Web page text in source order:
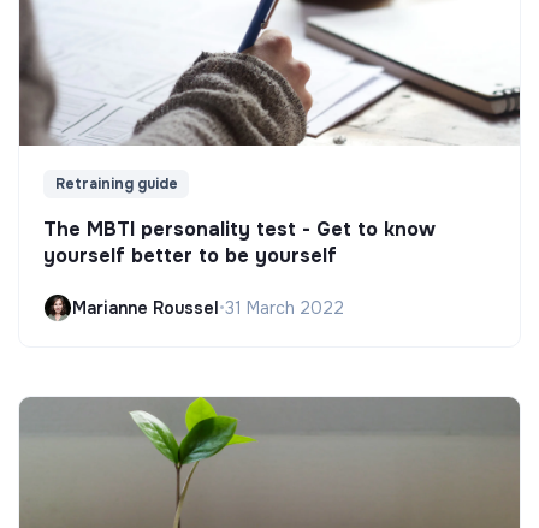
Retraining guide
The MBTI personality test - Get to know
yourself better to be yourself
Marianne Roussel•31 March 2022